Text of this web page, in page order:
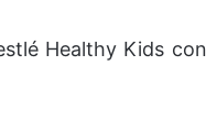
Healthy Kids